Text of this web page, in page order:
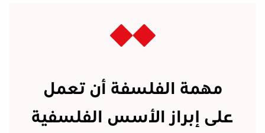
مهمة الفلسفة أن تعمل
على إبراز الأسس الفلسفية